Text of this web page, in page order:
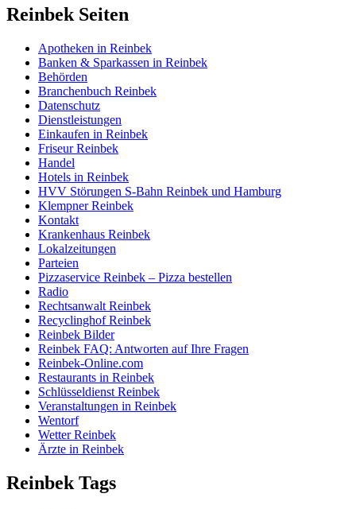
Reinbek Seiten
Apotheken in Reinbek
Banken & Sparkassen in Reinbek
Behörden
Branchenbuch Reinbek
Datenschutz
Dienstleistungen
Einkaufen in Reinbek
Friseur Reinbek
Handel
Hotels in Reinbek
HVV Störungen S-Bahn Reinbek und Hamburg
Klempner Reinbek
Kontakt
Krankenhaus Reinbek
Lokalzeitungen
Parteien
Pizzaservice Reinbek – Pizza bestellen
Radio
Rechtsanwalt Reinbek
Recyclinghof Reinbek
Reinbek Bilder
Reinbek FAQ: Antworten auf Ihre Fragen
Reinbek-Online.com
Restaurants in Reinbek
Schlüsseldienst Reinbek
Veranstaltungen in Reinbek
Wentorf
Wetter Reinbek
Ärzte in Reinbek
Reinbek Tags